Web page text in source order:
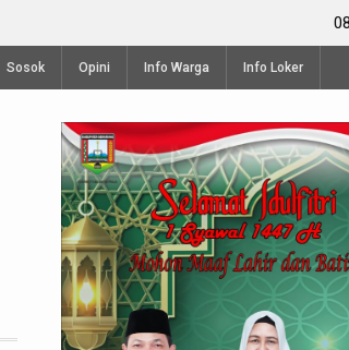
Sosok Opini Info Warga Info Loker